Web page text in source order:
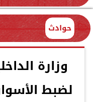
حوادث
وزارة
لضبط